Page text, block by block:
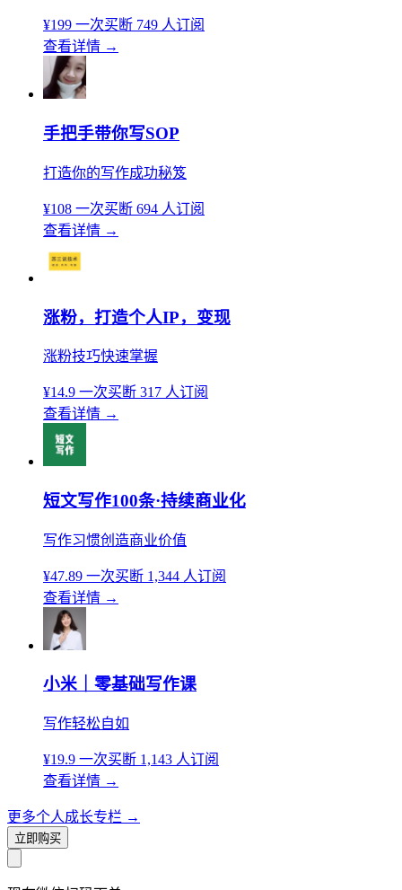
¥199 一次买断 749 人订阅
查看详情 →
手把手带你写SOP
打造你的写作成功秘笈
¥108 一次买断 694 人订阅
查看详情 →
涨粉，打造个人IP，变现
涨粉技巧快速掌握
¥14.9 一次买断 317 人订阅
查看详情 →
短文写作100条·持续商业化
写作习惯创造商业价值
¥47.89 一次买断 1,344 人订阅
查看详情 →
小米｜零基础写作课
写作轻松自如
¥19.9 一次买断 1,143 人订阅
查看详情 →
更多个人成长专栏 →
立即购买